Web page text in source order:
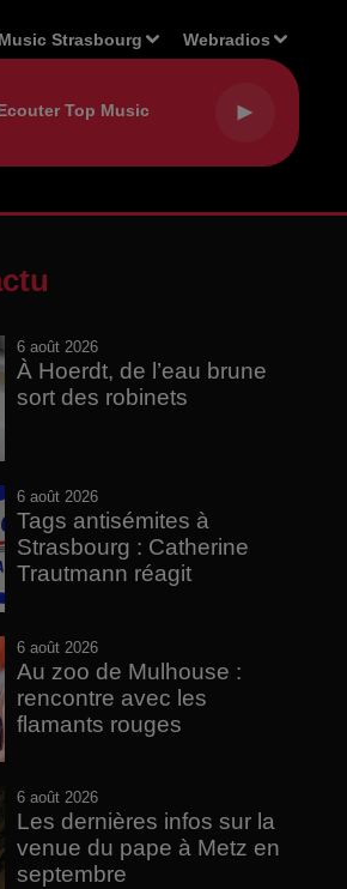
Strasbourg Webradios
6 août 2026
À Hoerdt, de l’eau brune
sort des robinets
6 août 2026
Tags antisémites à
Strasbourg : Catherine
Trautmann réagit
6 août 2026
Au zoo de Mulhouse :
rencontre avec les
flamants rouges
6 août 2026
Les dernières infos sur la
venue du pape à Metz en
septembre